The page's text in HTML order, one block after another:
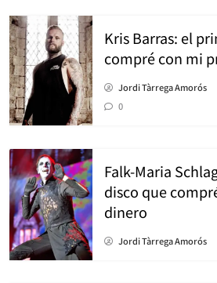
Kris Barras: el
compré con mi
Jordi Tàrrega Amorós
0
Falk-Maria
disco que
dinero
Jordi Tàrrega Amorós